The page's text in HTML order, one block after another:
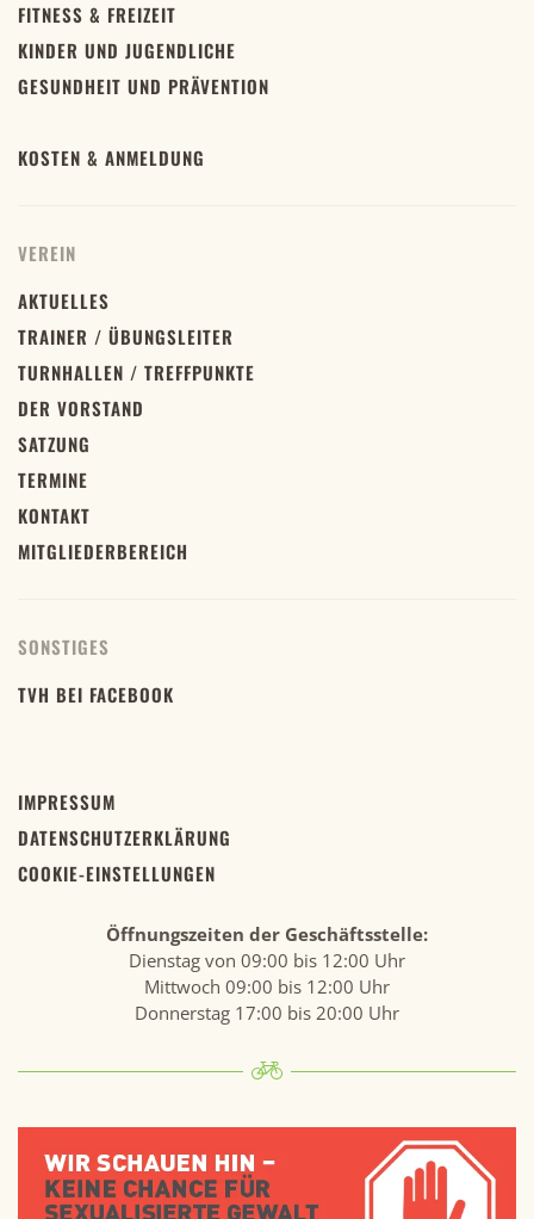
FITNESS & FREIZEIT
KINDER UND JUGENDLICHE
GESUNDHEIT UND PRÄVENTION
KOSTEN & ANMELDUNG
VEREIN
AKTUELLES
TRAINER / ÜBUNGSLEITER
TURNHALLEN / TREFFPUNKTE
DER VORSTAND
SATZUNG
TERMINE
KONTAKT
MITGLIEDERBEREICH
SONSTIGES
TVH BEI FACEBOOK
IMPRESSUM
DATENSCHUTZERKLÄRUNG
COOKIE-EINSTELLUNGEN
Öffnungszeiten der Geschäftsstelle:
Dienstag von 09:00 bis 12:00 Uhr
Mittwoch 09:00 bis 12:00 Uhr
Donnerstag 17:00 bis 20:00 Uhr